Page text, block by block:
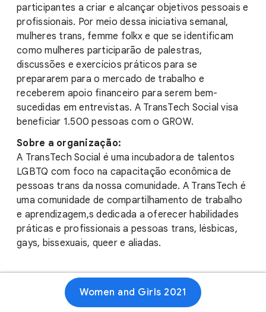
participantes a criar e alcançar objetivos pessoais e
profissionais. Por meio dessa iniciativa semanal,
mulheres trans, femme folkx e que se identificam
como mulheres participarão de palestras,
discussões e exercícios práticos para se
prepararem para o mercado de trabalho e
receberem apoio financeiro para serem bem-
sucedidas em entrevistas. A TransTech Social visa
beneficiar 1.500 pessoas com o GROW.
Sobre a organização:
A TransTech Social é uma incubadora de talentos
LGBTQ com foco na capacitação econômica de
pessoas trans da nossa comunidade. A TransTech é
uma comunidade de compartilhamento de trabalho
e aprendizagem,s dedicada a oferecer habilidades
práticas e profissionais a pessoas trans, lésbicas,
gays, bissexuais, queer e aliadas.
Women and Girls 2021